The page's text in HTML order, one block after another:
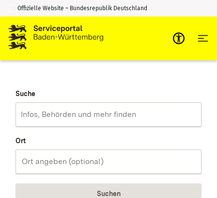
Zum Inhalt springen
Zur Suche springen
Offizielle Website – Bundesrepublik Deutschland
Suche
Ort
Suchen